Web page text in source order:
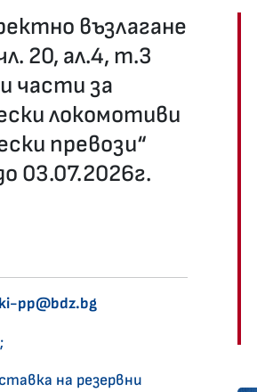
възлагане
20, ал.4, т.3
части за
локомотиви
превози“
03.07.2026г.
pp@bdz.bg
на резервни